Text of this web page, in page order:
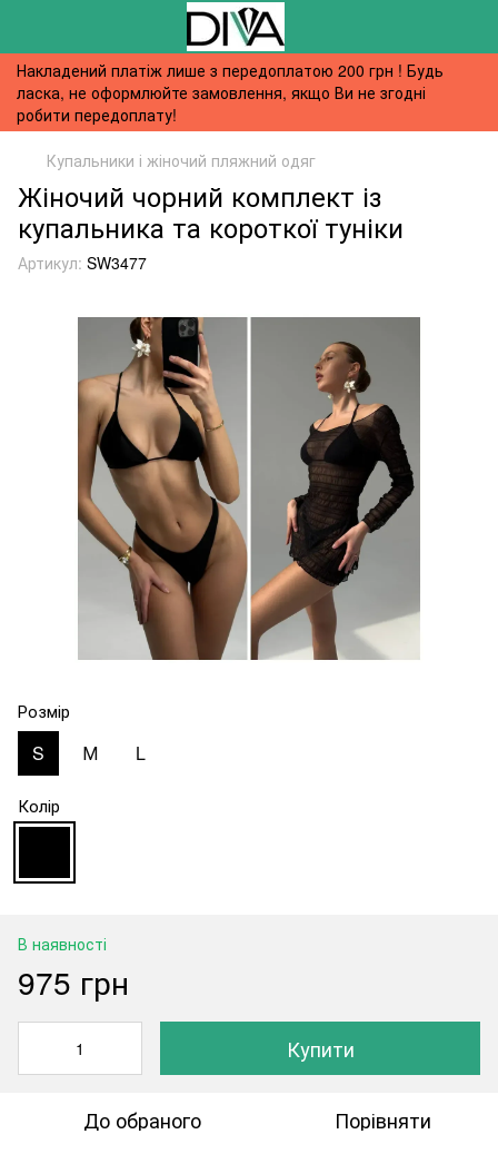
Накладений платіж лише з передоплатою 200 грн ! Будь
ласка, не оформлюйте замовлення, якщо Ви не згодні
робити передоплату!
Купальники і жіночий пляжний одяг
Жіночий чорний комплект із
купальника та короткої туніки
Артикул: SW3477
Розмір
S М L
Колір
В наявності
975 грн
Купити
До обраного Порівняти